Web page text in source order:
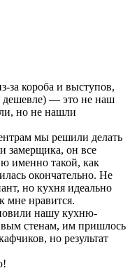
за короба и выступов,
дешевле) — это не наш
но не нашли
мы решили делать
замерщика, он все
именно такой, как
окончательно. Не
но кухня идеально
мне нравится.
нашу кухню-
стенам, им пришлось
но результат